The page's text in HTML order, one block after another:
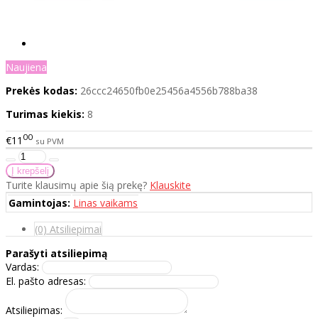
Naujiena
Prekės kodas: 26ccc24650fb0e25456a4556b788ba38
Turimas kiekis: 8
€11 00 su PVM
Turite klausimų apie šią prekę? Klauskite
Gamintojas: Linas vaikams
(0) Atsiliepimai
Parašyti atsiliepimą
Vardas:
El. pašto adresas:
Atsiliepimas: